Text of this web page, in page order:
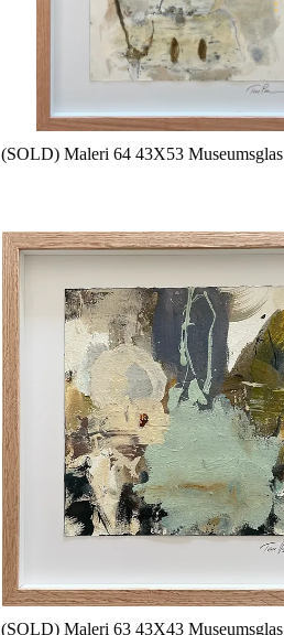
(SOLD) Maleri 64 43X53 Museumsglas
(SOLD) Maleri 63 43X43 Museumsglas